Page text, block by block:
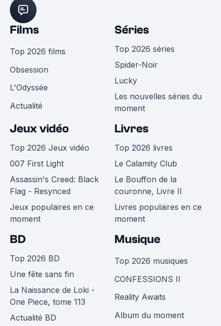
Films
Top 2026 films
Obsession
L'Odyssée
Actualité
Séries
Top 2026 séries
Spider-Noir
Lucky
Les nouvelles séries du
moment
Jeux vidéo
Top 2026 Jeux vidéo
007 First Light
Assassin's Creed: Black
Flag - Resynced
Jeux populaires en ce
moment
Livres
Top 2026 livres
Le Calamity Club
Le Bouffon de la
couronne, Livre II
Livres populaires en ce
moment
BD
Top 2026 BD
Une fête sans fin
La Naissance de Loki -
One Piece, tome 113
Actualité BD
Musique
Top 2026 musiques
CONFESSIONS II
Reality Awaits
Album du moment